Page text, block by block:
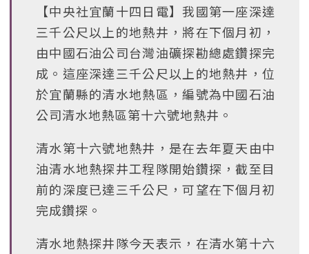
【中央社宜蘭十四日電】我國第一座深達
三千公尺以上的地熱井，將在下個月初，
由中國石油公司台灣油礦探勘總處鑽探完
成。這座深達三千公尺以上的地熱井，位
於宜蘭縣的清水地熱區，編號為中國石油
公司清水地熱區第十六號地熱井。
清水第十六號地熱井，是在去年夏天由中
油清水地熱探井工程隊開始鑽探，截至目
前的深度已達三千公尺，可望在下個月初
完成鑽探。
清水地熱探井隊今天表示，在清水第十六